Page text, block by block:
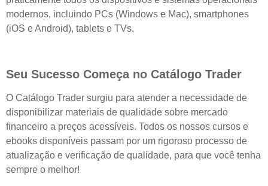
modernos, incluindo PCs (Windows e Mac), smartphones
(iOS e Android), tablets e TVs.
Seu Sucesso Começa no Catálogo Trader
O Catálogo Trader surgiu para atender a necessidade de
disponibilizar materiais de qualidade sobre mercado
financeiro a preços acessíveis. Todos os nossos cursos e
ebooks disponíveis passam por um rigoroso processo de
atualização e verificação de qualidade, para que você tenha
sempre o melhor!